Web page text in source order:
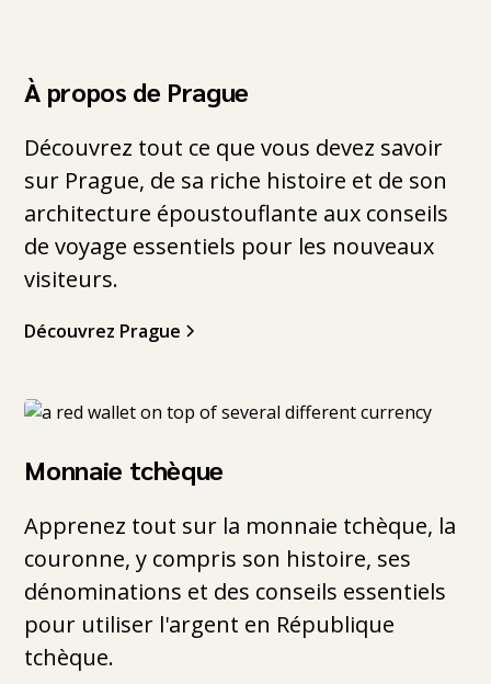
À propos de Prague
Découvrez tout ce que vous devez savoir
sur Prague, de sa riche histoire et de son
architecture époustouflante aux conseils
de voyage essentiels pour les nouveaux
visiteurs.
Découvrez Prague
Monnaie tchèque
Apprenez tout sur la monnaie tchèque, la
couronne, y compris son histoire, ses
dénominations et des conseils essentiels
pour utiliser l'argent en République
tchèque.